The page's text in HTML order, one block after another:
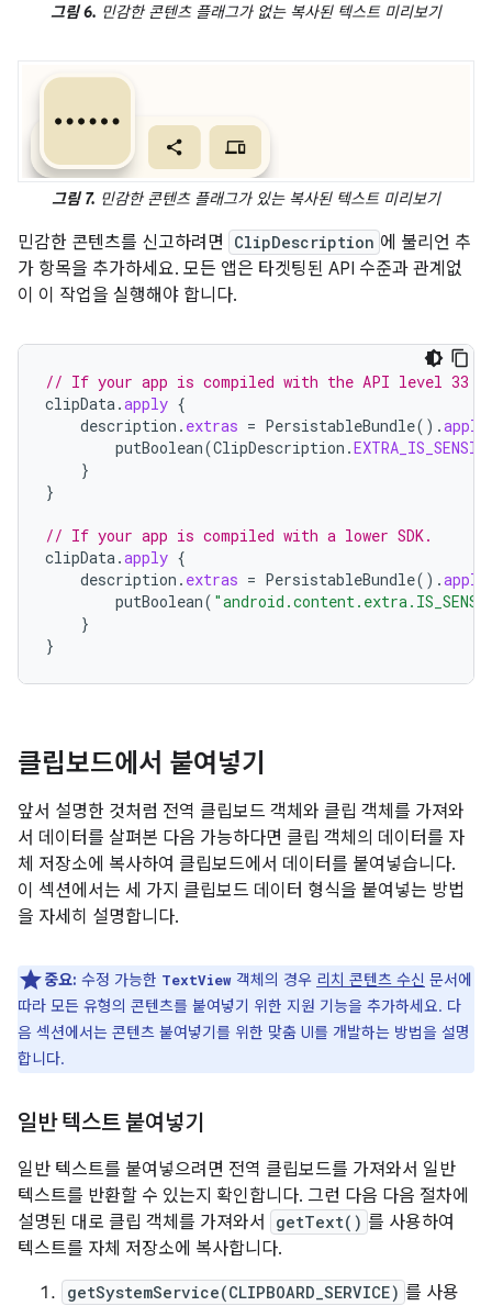
그림 6. 민감한 콘텐츠 플래그가 없는 복사된 텍스트 미리보기
그림 7. 민감한 콘텐츠 플래그가 있는 복사된 텍스트 미리보기
민감한 콘텐츠를 신고하려면 ClipDescription 에 불리언 추
가 항목을 추가하세요. 모든 앱은 타겟팅된 API 수준과 관계없
이 이 작업을 실행해야 합니다.
// If your app is compiled with the API level 33
clipData.apply {
description . extras = PersistableBundle().apply
putBoolean(ClipDescription .
}
}
// If your app is compiled with a lower SDK.
clipData.apply {
description . extras = PersistableBundle().apply
putBoolean(
}
}
클립보드에서 붙여넣기
앞서 설명한 것처럼 전역 클립보드 객체와 클립 객체를 가져와
서 데이터를 살펴본 다음 가능하다면 클립 객체의 데이터를 자
체 저장소에 복사하여 클립보드에서 데이터를 붙여넣습니다.
이 섹션에서는 세 가지 클립보드 데이터 형식을 붙여넣는 방법
을 자세히 설명합니다.
중요: 수정 가능한 TextView 객체의 경우 리치 콘텐츠 수신 문서에
따라 모든 유형의 콘텐츠를 붙여넣기 위한 지원 기능을 추가하세요. 다
음 섹션에서는 콘텐츠 붙여넣기를 위한 맞춤 UI를 개발하는 방법을 설명
합니다.
일반 텍스트 붙여넣기
일반 텍스트를 붙여넣으려면 전역 클립보드를 가져와서 일반
텍스트를 반환할 수 있는지 확인합니다. 그런 다음 다음 절차에
설명된 대로 클립 객체를 가져와서
getText() 를 사용하여
텍스트를 자체 저장소에 복사합니다.
getSystemService(CLIPBOARD_SERVICE) 를 사용